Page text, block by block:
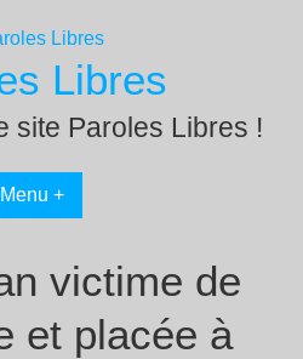
Libres
site Paroles Libres !
Menu +
victime de
et placée à